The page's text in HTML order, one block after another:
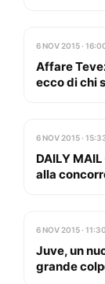
6 NOV 2015 ·
Affare
ecco di chi
6 NOV 2015 ·
DAILY
alla
6 NOV 2015 · 11:30
Juve, un
grande